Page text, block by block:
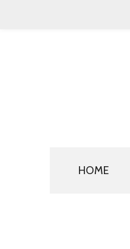
HOME